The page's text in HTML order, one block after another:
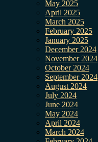
May 2025
April 2025
March 2025
February 2025
January 2025
December 2024
November 2024
October 2024
September 2024
August 2024
July 2024
June 2024
May 2024
April 2024
March 2024